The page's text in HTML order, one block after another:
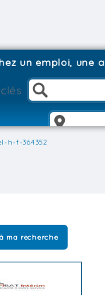
un emploi, une
h-f-364352
ma recherche